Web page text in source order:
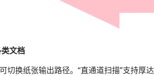
文档
切换纸张输出路径。“直通道扫描”支持厚达